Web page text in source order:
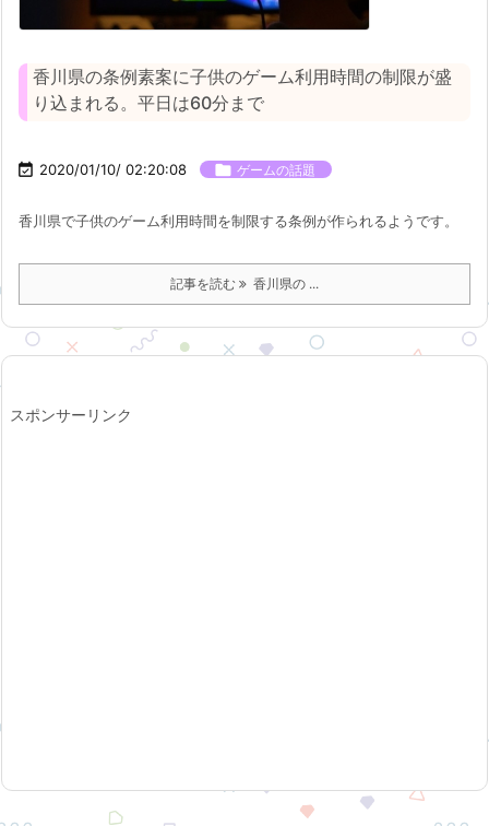
香川県の条例素案に子供のゲーム利用時間の制限が盛
り込まれる。平日は60分まで
 2020/01/10/ 02:20:08  ゲームの話題
香川県で子供のゲーム利用時間を制限する条例が作られるようです。
記事を読む 香川県の ...
スポンサーリンク